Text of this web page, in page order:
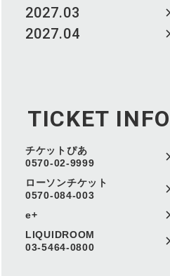
2027.03
2027.04
TICKET INFO
チケットぴあ
0570-02-9999
ローソンチケット
0570-084-003
e+
LIQUIDROOM
03-5464-0800